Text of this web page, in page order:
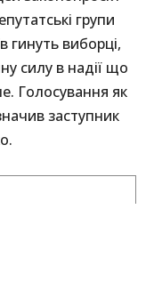
групи
гинуть виборці,
силу в надії що
Голосування як
заступник